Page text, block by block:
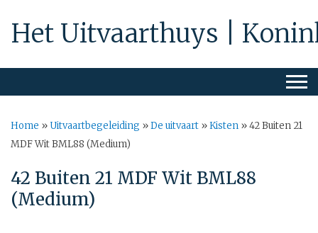
Het Uitvaarthuys |
Home »Uitvaartbegeleiding »De uitvaart »Kisten »42 Buiten 21
MDF Wit BML88 (Medium)
42 Buiten 21 MDF Wit BML88
(Medium)